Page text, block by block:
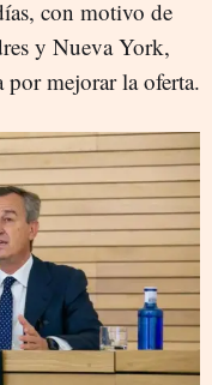
con motivo de
y Nueva York,
mejorar la oferta.